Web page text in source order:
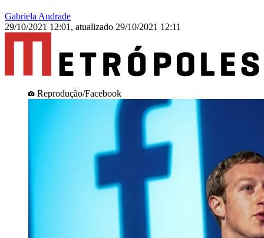
Gabriela Andrade
29/10/2021 12:01 , atualizado 29/10/2021 12:11
Reprodução/Facebook